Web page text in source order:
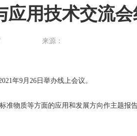
应用技术交流
来源：
年9月26日举办线上会议。
物质等方面的应用和发展方向作主题报